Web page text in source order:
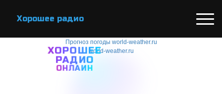
Хорошее радио
Прогноз погоды world-weather.ru
world-weather.ru
ХОРОШЕЕ
РАДИО
ОНЛАЙН